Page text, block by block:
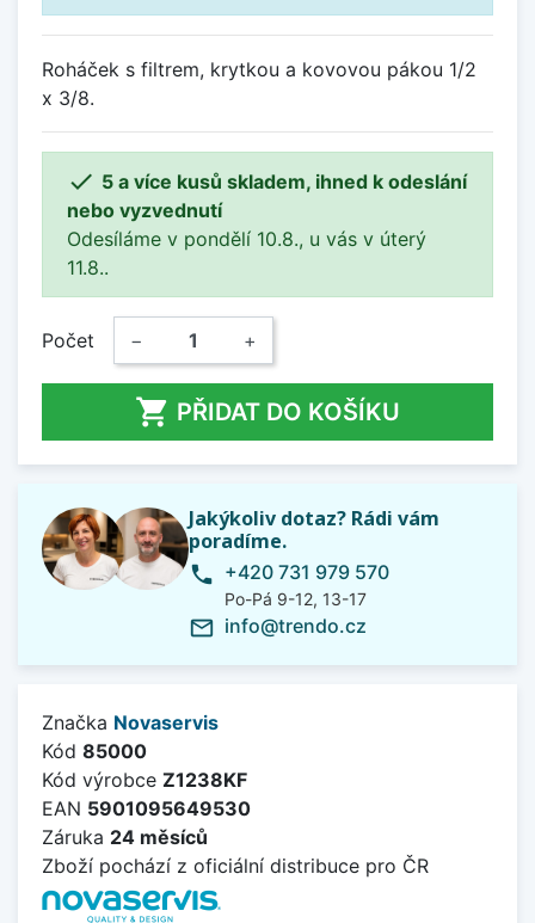
Roháček s filtrem, krytkou a kovovou pákou 1/2
x 3/8.
 5 a více kusů skladem, ihned k odeslání
nebo vyzvednutí
Odesíláme v pondělí 10.8., u vás v úterý
11.8..
Počet − +
 PŘIDAT DO KOŠÍKU
Jakýkoliv dotaz? Rádi vám
poradíme.
phone +420 731 979 570
Po-Pá 9-12, 13-17
mail_outline info@trendo.cz
Značka Novaservis
Kód 85000
Kód výrobce Z1238KF
EAN 5901095649530
Záruka 24 měsíců
Zboží pochází z oficiální distribuce pro ČR